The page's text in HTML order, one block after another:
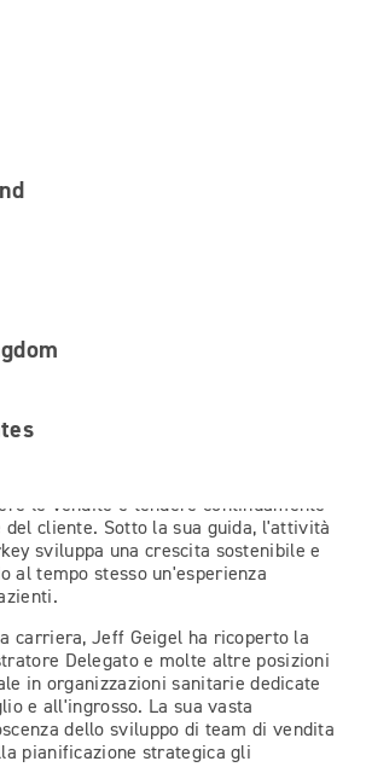
Vendite
20 anni di esperienza nel settore della
una comprovata esperienza di
nello sviluppo di team. In qualità di
Vendite, Jeff Geigel è responsabile dei
il mondo all'ingrosso e retail, con
vendite negli Stati Uniti e nel mondo
e portare avanti le strategie
le vendite e tendere continuamente
del cliente. Sotto la sua guida, l'attività
sviluppa una crescita sostenibile e
al tempo stesso un'esperienza
carriera, Jeff Geigel ha ricoperto la
Delegato e molte altre posizioni
in organizzazioni sanitarie dedicate
e all'ingrosso. La sua vasta
dello sviluppo di team di vendita
pianificazione strategica gli